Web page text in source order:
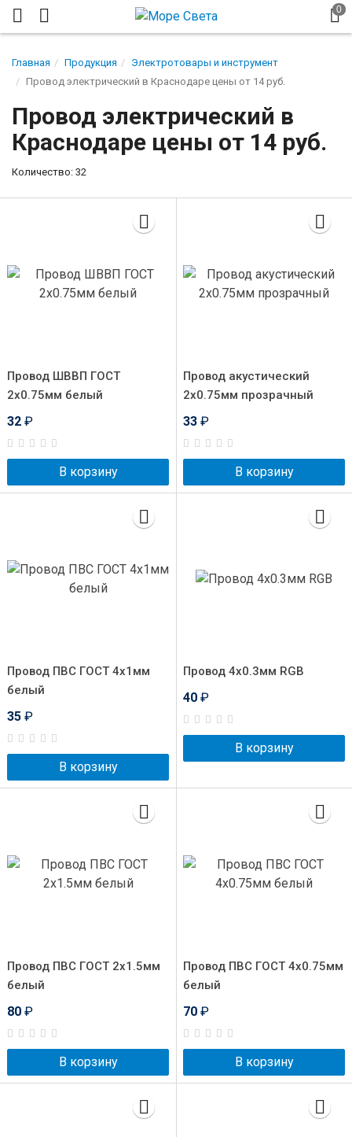
Главная Продукция
Электротовары и инструмент
Провод электрический в Краснодаре цены от 14 руб.
Провод электрический в
Краснодаре цены от 14 руб.
Количество: 32
Провод ШВВП ГОСТ
2x0.75мм белый
32 ₽
В корзину
Провод акустический
2x0.75мм прозрачный
33 ₽
В корзину
Провод ПВС ГОСТ 4x1мм
белый
35 ₽
В корзину
Провод 4x0.3мм RGB
40 ₽
В корзину
Провод ПВС ГОСТ 2x1.5мм
белый
80 ₽
В корзину
Провод ПВС ГОСТ 4x0.75мм
белый
70 ₽
В корзину